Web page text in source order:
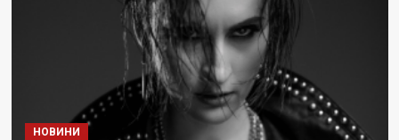
НОВИНИ